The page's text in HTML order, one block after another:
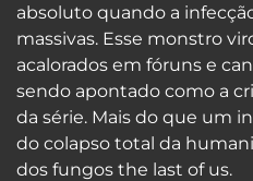
absoluto quando a
massivas. Esse monstro
acalorados em fóruns e
sendo apontado como a
da série. Mais do que um
do colapso total da
dos fungos the last of us.